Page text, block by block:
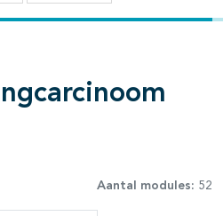
Aantal modules: 52